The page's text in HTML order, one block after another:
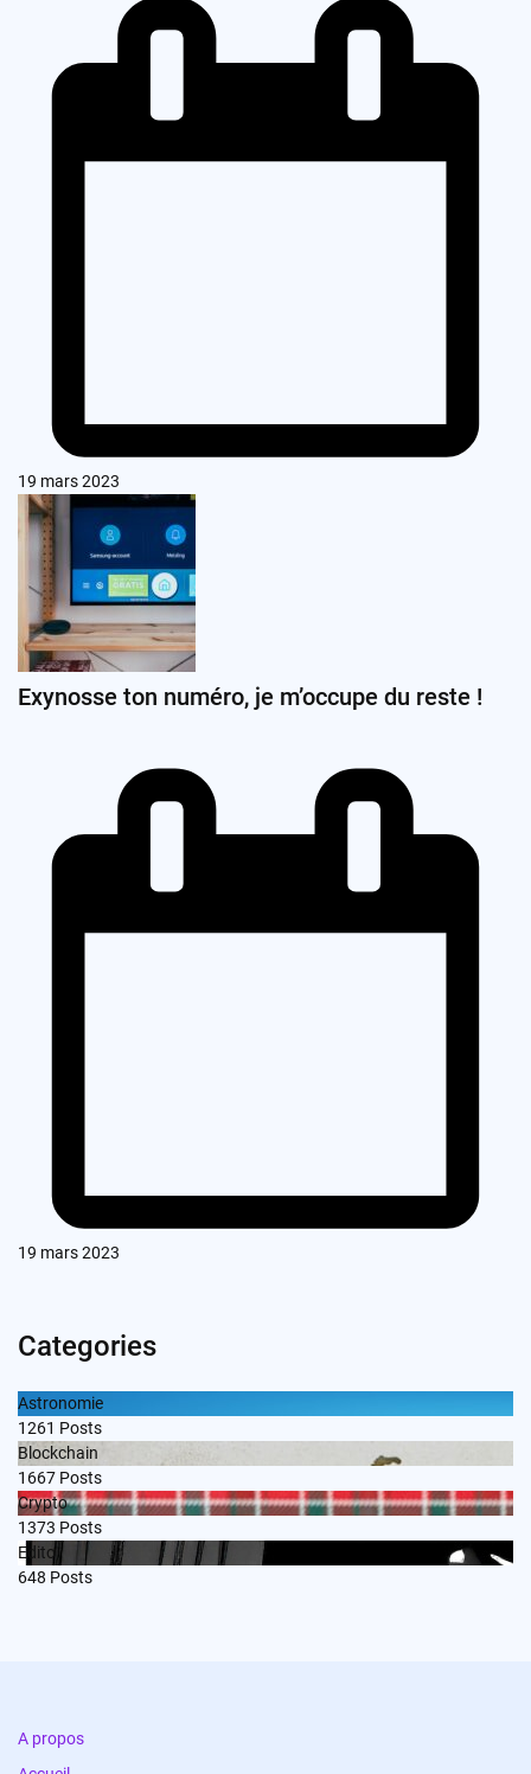
19 mars 2023
Exynosse ton numéro, je m’occupe du reste !
19 mars 2023
Categories
Astronomie
1261 Posts
Blockchain
1667 Posts
Crypto
1373 Posts
Edito
648 Posts
A propos